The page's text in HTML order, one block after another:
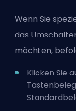
Wenn Sie
das
möchten,
Klicken Sie